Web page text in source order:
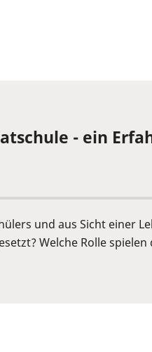
- ein
und aus Sicht einer
Welche Rolle